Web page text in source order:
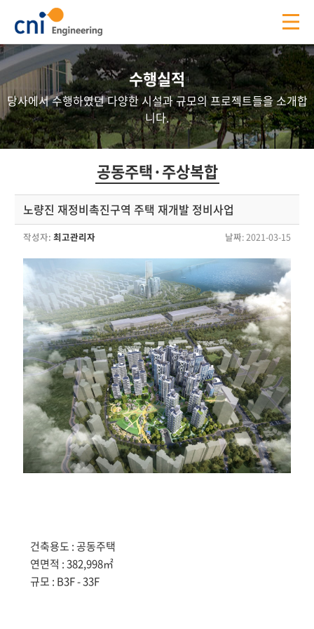
수행실적
당사에서 수행하였던 다양한 시설과 규모의 프로젝트들을 소개합
니다.
공동주택·주상복합
노량진 재정비촉진구역 주택 재개발 정비사업
작성자: 최고관리자 날짜: 2021-03-15
건축용도 : 공동주택
연면적 : 382,998㎡
규모 : B3F - 33F